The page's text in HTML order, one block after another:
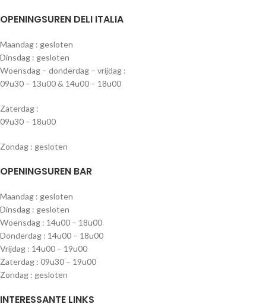
OPENINGSUREN DELI ITALIA
Maandag : gesloten
Dinsdag : gesloten
Woensdag – donderdag – vrijdag :
09u30 – 13u00 & 14u00 – 18u00
Zaterdag :
09u30 – 18u00
Zondag : gesloten
OPENINGSUREN BAR
Maandag : gesloten
Dinsdag : gesloten
Woensdag : 14u00 – 18u00
Donderdag : 14u00 – 18u00
Vrijdag : 14u00 – 19u00
Zaterdag : 09u30 – 19u00
Zondag : gesloten
INTERESSANTE LINKS